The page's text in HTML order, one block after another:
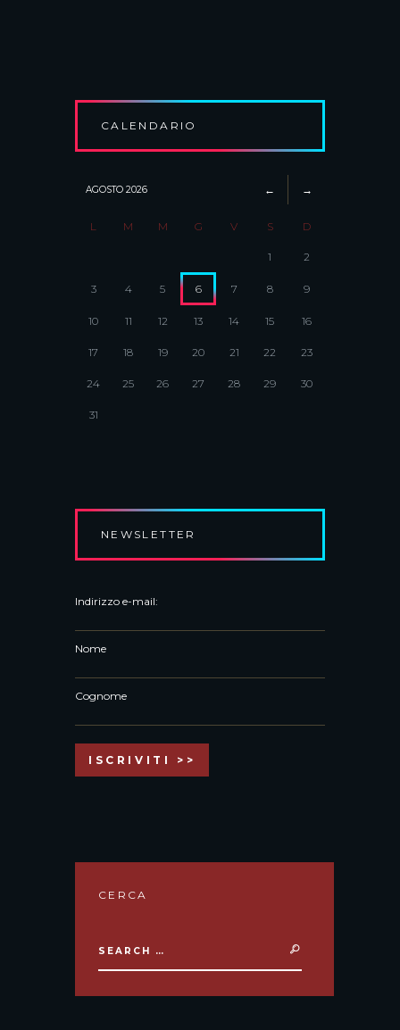
CALENDARIO
AGOSTO 2026
L M M G V S D
1 2
3 4 5 6 7 8 9
10 11 12 13 14 15 16
17 18 19 20 21 22 23
24 25 26 27 28 29 30
31
NEWSLETTER
Indirizzo e-mail:
Nome
Cognome
CERCA